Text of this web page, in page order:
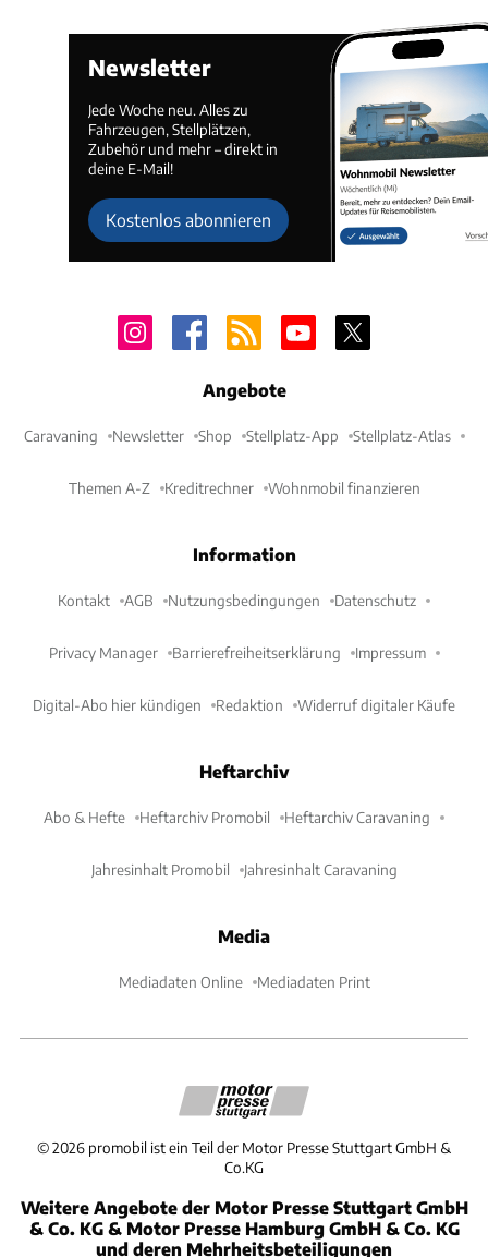
Newsletter
Jede Woche neu. Alles zu
Fahrzeugen, Stellplätzen,
Zubehör und mehr – direkt in
deine E-Mail!
Kostenlos abonnieren
Angebote
Caravaning Newsletter Shop Stellplatz-App Stellplatz-Atlas
Themen A-Z Kreditrechner Wohnmobil finanzieren
Information
Kontakt AGB Nutzungsbedingungen Datenschutz
Privacy Manager Barrierefreiheitserklärung Impressum
Digital-Abo hier kündigen Redaktion Widerruf digitaler Käufe
Heftarchiv
Abo & Hefte Heftarchiv Promobil Heftarchiv Caravaning
Jahresinhalt Promobil Jahresinhalt Caravaning
Media
Mediadaten Online Mediadaten Print
©2026 promobil ist ein Teil der Motor Presse Stuttgart GmbH &
Co.KG
Weitere Angebote der Motor Presse Stuttgart GmbH
& Co. KG & Motor Presse Hamburg GmbH & Co. KG
und deren Mehrheitsbeteiligungen